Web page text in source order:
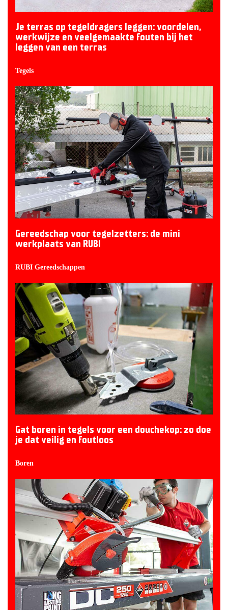
Je terras op tegeldragers leggen: voordelen,
werkwijze en veelgemaakte fouten bij het
leggen van een terras
Tegels
Gereedschap voor tegelzetters: de mini
werkplaats van RUBI
RUBI Gereedschappen
Gat boren in tegels voor een douchekop: zo doe
je dat veilig en foutloos
Boren